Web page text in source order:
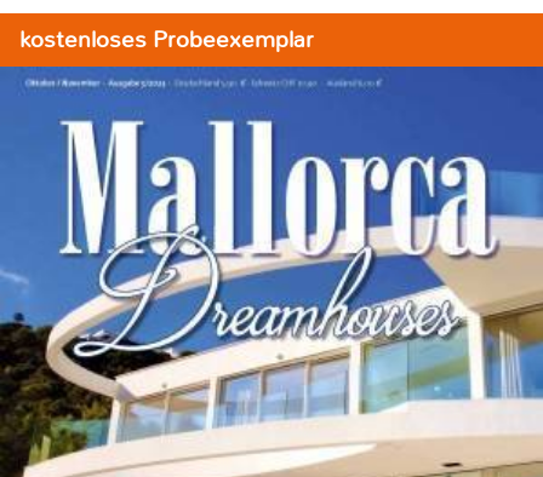
kostenloses Probeexemplar